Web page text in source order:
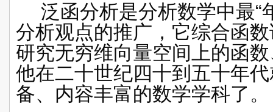
泛函分析是分析数学中最“
分析观点的推广，它综合函
研究无穷维向量空间上的函
他在二十世纪四十到五十年
备、内容丰富的数学学科了。